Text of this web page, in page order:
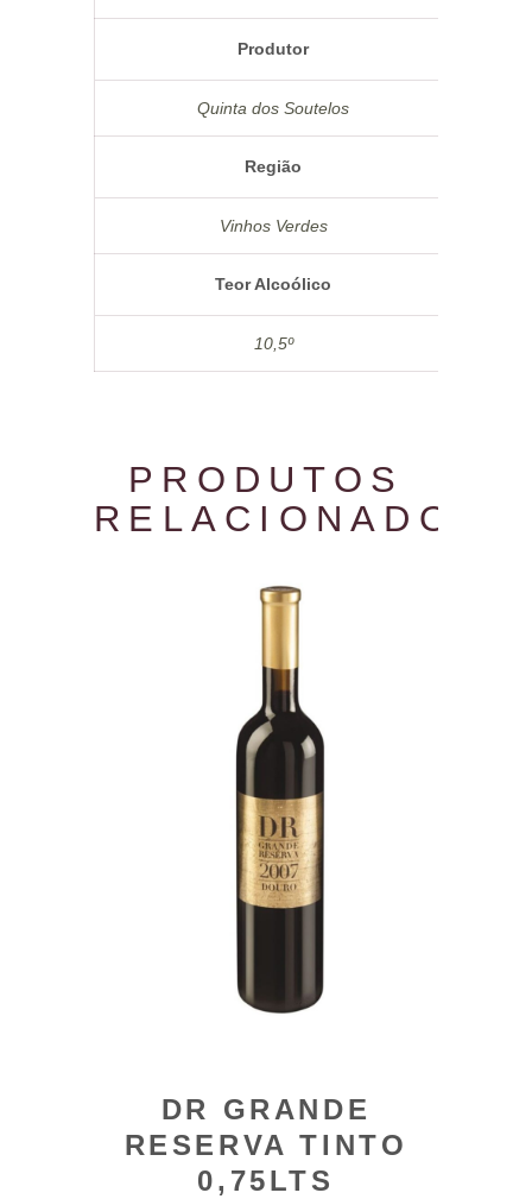
Produtor
Quinta dos Soutelos
Região
Vinhos Verdes
Teor Alcoólico
10,5º
PRODUTOS
RELACIONADOS
DR GRANDE
RESERVA TINTO
0,75LTS